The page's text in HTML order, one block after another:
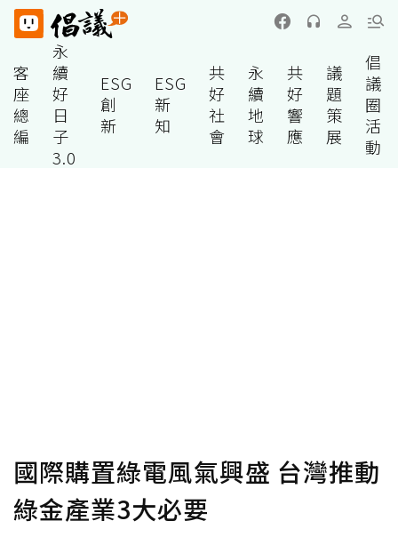
客
座
總
編
永
續
好
日
子
3.0
ESG
創
新
ESG
新
知
共
好
社
會
永
續
地
球
共
好
響
應
議
題
策
展
倡
議
圈
活
動
國際購置綠電風氣興盛 台灣推動
綠金產業3大必要